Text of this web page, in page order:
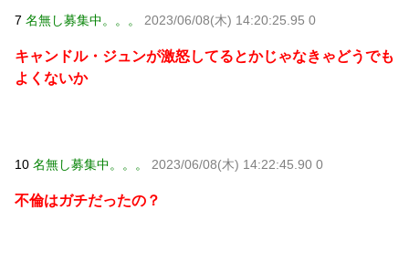
7 名無し募集中。。。 2023/06/08(木) 14:20:25.95 0
キャンドル・ジュンが激怒してるとかじゃなきゃどうでも
よくないか
10 名無し募集中。。。 2023/06/08(木) 14:22:45.90 0
不倫はガチだったの？